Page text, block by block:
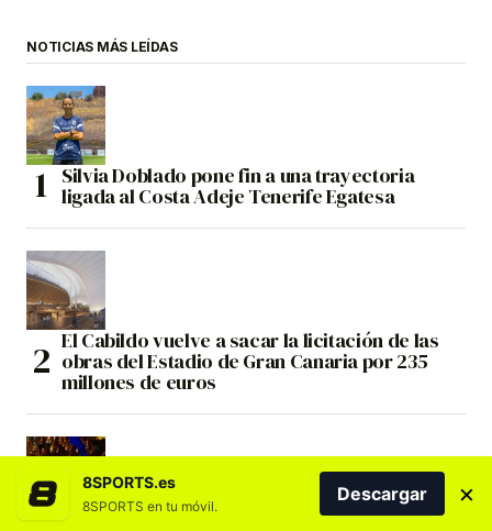
NOTICIAS MÁS LEÍDAS
Silvia Doblado pone fin a una trayectoria
ligada al Costa Adeje Tenerife Egatesa
El Cabildo vuelve a sacar la licitación de las
obras del Estadio de Gran Canaria por 235
millones de euros
8SPORTS.es
8SPORTS en tu móvil.
Descargar ×